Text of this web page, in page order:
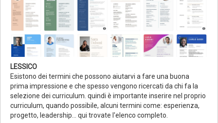
LESSICO
Esistono dei termini che possono aiutarvi a fare una buona
prima impressione e che spesso vengono ricercati da chi fa la
selezione dei curriculum. quindi è importante inserire nel proprio
curriculum, quando possibile, alcuni termini come: esperienza,
progetto, leadership... qui trovate l'elenco completo.